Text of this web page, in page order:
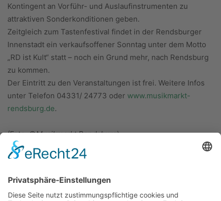
Kontingent an Vorführ- und Auslaufinstrumenten zu
attraktiven Sonderkonditionen geben.
Zeitgleich zum Tastenfestival findet in der Rendsburger
Innenstadt ein verkaufsoffener Sonntag unter dem Motto
„RD ist Kult“ statt – noch ein Grund mehr, nach Rendsburg
zu kommen.
Der Eintritt zu den Veranstaltungen ist frei. Weitere Infos
unter Telefon 04331/ 24773 oder www.musikmarkt-
rendsburg.de.
(Foto: ©Musikmarkt Rendsburg)